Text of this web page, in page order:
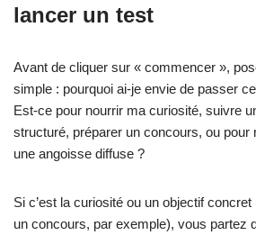
lancer un test
Avant de cliquer sur « commencer »,
simple : pourquoi ai‑je envie de passer
Est‑ce pour nourrir ma curiosité, suivre
structuré, préparer un concours, ou pour
une angoisse diffuse ?
Si c’est la curiosité ou un objectif
un concours, par exemple), vous partez